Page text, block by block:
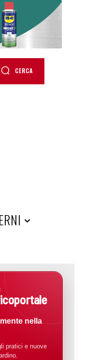
CERCA
nella
pratici e nuove